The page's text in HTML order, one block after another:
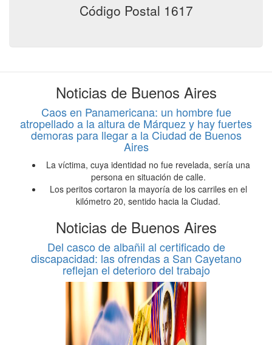
Código Postal 1617
Noticias de Buenos Aires
Caos en Panamericana: un hombre fue
atropellado a la altura de Márquez y hay fuertes
demoras para llegar a la Ciudad de Buenos
Aires
La víctima, cuya identidad no fue revelada, sería una
persona en situación de calle.
Los peritos cortaron la mayoría de los carriles en el
kilómetro 20, sentido hacia la Ciudad.
Noticias de Buenos Aires
Del casco de albañil al certificado de
discapacidad: las ofrendas a San Cayetano
reflejan el deterioro del trabajo